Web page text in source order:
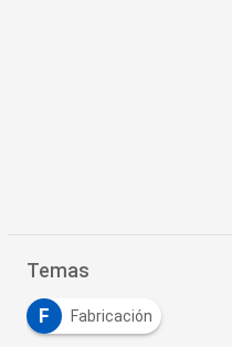
Temas
F Fabricación